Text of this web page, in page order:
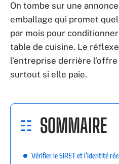
On tombe sur une
emballage qui promet
par mois pour
table de cuisine. Le
l’entreprise derrière
surtout si elle paie.
SOMMAIRE
Vérifier le SIRET et l’identité